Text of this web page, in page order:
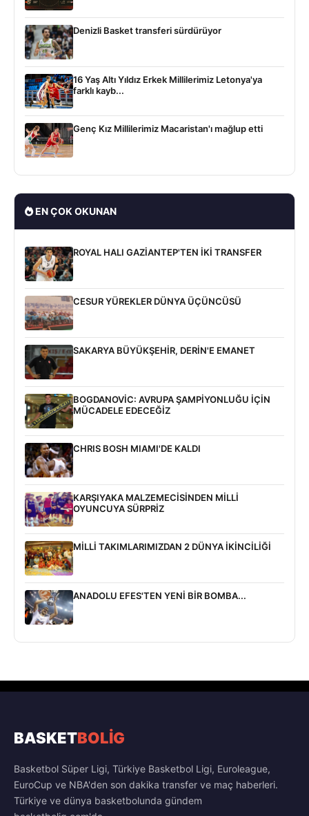
Denizli Basket transferi sürdürüyor
16 Yaş Altı Yıldız Erkek Millilerimiz Letonya'ya
farklı kayb...
Genç Kız Millilerimiz Macaristan'ı mağlup etti
EN ÇOK OKUNAN
ROYAL HALI GAZİANTEP'TEN İKİ TRANSFER
CESUR YÜREKLER DÜNYA ÜÇÜNCÜSÜ
SAKARYA BÜYÜKŞEHİR, DERİN'E EMANET
BOGDANOVİC: AVRUPA ŞAMPİYONLUĞU İÇİN
MÜCADELE EDECEĞİZ
CHRIS BOSH MIAMI'DE KALDI
KARŞIYAKA MALZEMECİSİNDEN MİLLİ
OYUNCUYA SÜRPRİZ
MİLLİ TAKIMLARIMIZDAN 2 DÜNYA İKİNCİLİĞİ
ANADOLU EFES'TEN YENİ BİR BOMBA...
BASKETBOLİG
Basketbol Süper Ligi, Türkiye Basketbol Ligi, Euroleague,
EuroCup ve NBA'den son dakika transfer ve maç haberleri.
Türkiye ve dünya basketbolunda gündem